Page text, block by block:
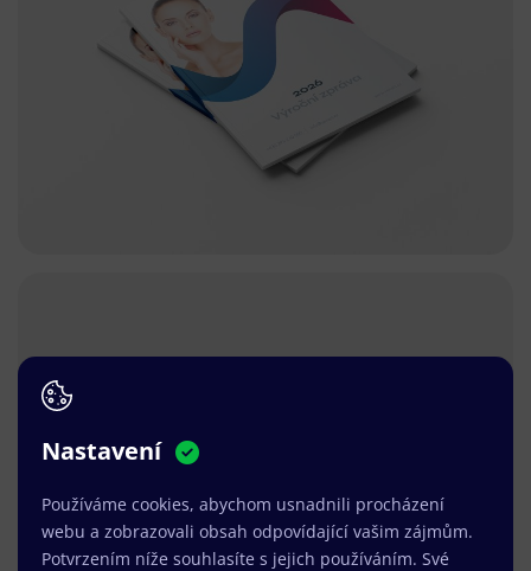
Nastavení
Používáme cookies, abychom usnadnili procházení
webu a zobrazovali obsah odpovídající vašim zájmům.
Potvrzením níže souhlasíte s jejich používáním. Své